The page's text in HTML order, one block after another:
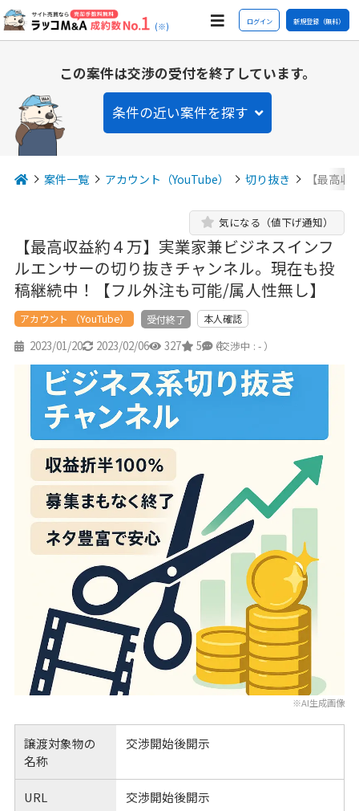
(※) ログイン 新規登録（無料）
この案件は交渉の受付を終了しています。
条件の近い案件を探す
案件一覧 アカウント（YouTube） 切り抜き 【最高
【最高収益約４万】実業家兼ビジネスインフ
ルエンサーの切り抜きチャンネル。現在も投
稿継続中！【フル外注も可能/属人性無し】
気になる（値下げ通知）
アカウント （YouTube） 受付終了 本人確認
2023/01/20 2023/02/06 327 5 4
（交渉中 : - ）
※AI生成画像
譲渡対象物の
名称
交渉開始後開示
URL 交渉開始後開示